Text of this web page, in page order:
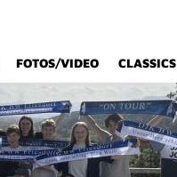
FOTOS/VIDEO CLASSICS